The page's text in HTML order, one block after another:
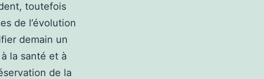
toutefois
de l’évolution
demain un
la santé et à
de la